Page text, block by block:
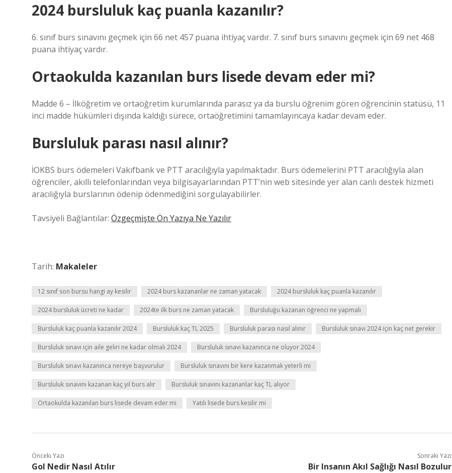
2024 bursluluk kaç puanla kazanılır?
6. sınıf burs sınavını geçmek için 66 net 457 puana ihtiyaç vardır. 7. sınıf burs sınavını geçmek için 69 net 468
puana ihtiyaç vardır.
Ortaokulda kazanılan burs lisede devam eder mi?
Madde 6 – İlköğretim ve ortaöğretim kurumlarında parasız ya da burslu öğrenim gören öğrencinin statüsü, 11
inci madde hükümleri dışında kaldığı sürece, ortaöğretimini tamamlayıncaya kadar devam eder.
Bursluluk parası nasıl alınır?
İOKBS burs ödemeleri Vakıfbank ve PTT aracılığıyla yapılmaktadır. Burs ödemelerini PTT aracılığıyla alan
öğrenciler, akıllı telefonlarından veya bilgisayarlarından PTT’nin web sitesinde yer alan canlı destek hizmeti
aracılığıyla burslarının ödenip ödenmediğini sorgulayabilirler.
Tavsiyeli Bağlantılar: Özgeçmişte Ön Yazıya Ne Yazılır
Tarih: Makaleler
12 sınıf son bursu hangi ay kesilir 2024 burs kazananlar ne zaman yatacak 2024 bursluluk kaç puanla kazanılır
2024 bursluluk ücreti ne kadar 2024te ilk burs ne zaman yatacak Bursluluğu kazanan öğrenci ne yapmalı
Bursluluk kaç puanla kazanılır 2024 Bursluluk kaç TL 2025 Bursluluk parası nasıl alınır Bursluluk sınavı 2024 için kaç net gerekir
Bursluluk sınavı için aile geliri ne kadar olmalı 2024 Bursluluk sınavı kazanınca ne oluyor 2024
Bursluluk sınavı kazanınca nereye başvurulur Bursluluk sınavını bir kere kazanmak yeterli mi
Bursluluk sınavını kazanan kaç yıl burs alır Bursluluk sınavını kazananlar kaç TL alıyor
Ortaokulda kazanılan burs lisede devam eder mi Yatılı lisede burs kesilir mi
Önceki Yazı
Gol Nedir Nasıl Atılır
Sonraki Yazı
Bir Insanın Akıl Sağlığı Nasıl Bozulur